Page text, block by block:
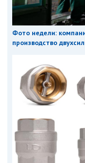
Фото недели:
производство